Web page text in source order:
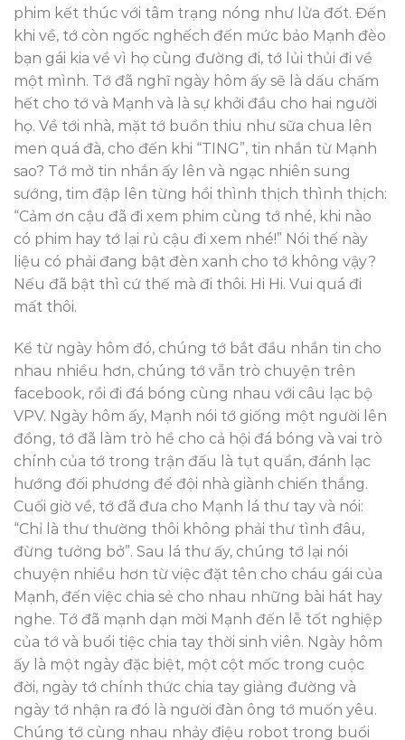
phim kết thúc với tâm trạng nóng như lửa đốt. Đến
khi về, tớ còn ngốc nghếch đến mức bảo Mạnh đèo
bạn gái kia về vì họ cùng đường đi, tớ lủi thủi đi về
một mình. Tớ đã nghĩ ngày hôm ấy sẽ là dấu chấm
hết cho tớ và Mạnh và là sự khởi đầu cho hai người
họ. Về tới nhà, mặt tớ buồn thiu như sữa chua lên
men quá đà, cho đến khi “TING”, tin nhắn từ Mạnh
sao? Tớ mở tin nhắn ấy lên và ngạc nhiên sung
sướng, tim đập lên từng hồi thình thịch thình thịch:
“Cảm ơn cậu đã đi xem phim cùng tớ nhé, khi nào
có phim hay tớ lại rủ cậu đi xem nhé!” Nói thế này
liệu có phải đang bật đèn xanh cho tớ không vậy?
Nếu đã bật thì cứ thế mà đi thôi. Hi Hi. Vui quá đi
mất thôi.
Kể từ ngày hôm đó, chúng tớ bắt đầu nhắn tin cho
nhau nhiều hơn, chúng tớ vẫn trò chuyện trên
facebook, rồi đi đá bóng cùng nhau với câu lạc bộ
VPV. Ngày hôm ấy, Mạnh nói tớ giống một người lên
đồng, tớ đã làm trò hề cho cả hội đá bóng và vai trò
chính của tớ trong trận đấu là tụt quần, đánh lạc
hướng đối phương để đội nhà giành chiến thắng.
Cuối giờ về, tớ đã đưa cho Mạnh lá thư tay và nói:
“Chỉ là thư thường thôi không phải thư tình đâu,
đừng tưởng bở”. Sau lá thư ấy, chúng tớ lại nói
chuyện nhiều hơn từ việc đặt tên cho cháu gái của
Mạnh, đến việc chia sẻ cho nhau những bài hát hay
nghe. Tớ đã mạnh dạn mời Mạnh đến lễ tốt nghiệp
của tớ và buổi tiệc chia tay thời sinh viên. Ngày hôm
ấy là một ngày đặc biệt, một cột mốc trong cuộc
đời, ngày tớ chính thức chia tay giảng đường và
ngày tớ nhận ra đó là người đàn ông tớ muốn yêu.
Chúng tớ cùng nhau nhảy điệu robot trong buổi